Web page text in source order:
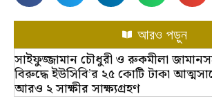
আরও পড়ুন
সাইফুজ্জামান চৌধুরী ও রুকমীলা
বিরুদ্ধে ইউসিবি’র ২৫ কোটি টাকা
আরও ২ সাক্ষীর সাক্ষ্যগ্রহণ